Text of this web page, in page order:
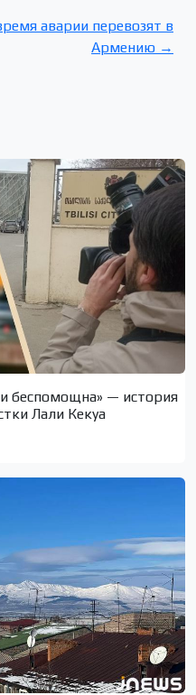
аварии перевозят в
Армению →
беспомощна» — история
Лали Кекуа